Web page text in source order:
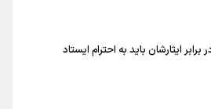
جهانی خالی بود/ تیم ملی نیاز به تغییر
قهرمان شود
از بازار جام جهانی برداشت کردیم/ دودستی
سپردیم
جان گرفت/ درباره شیوه بازی تیم ملی
برابر ایثارشان باید به احترام ایستاد